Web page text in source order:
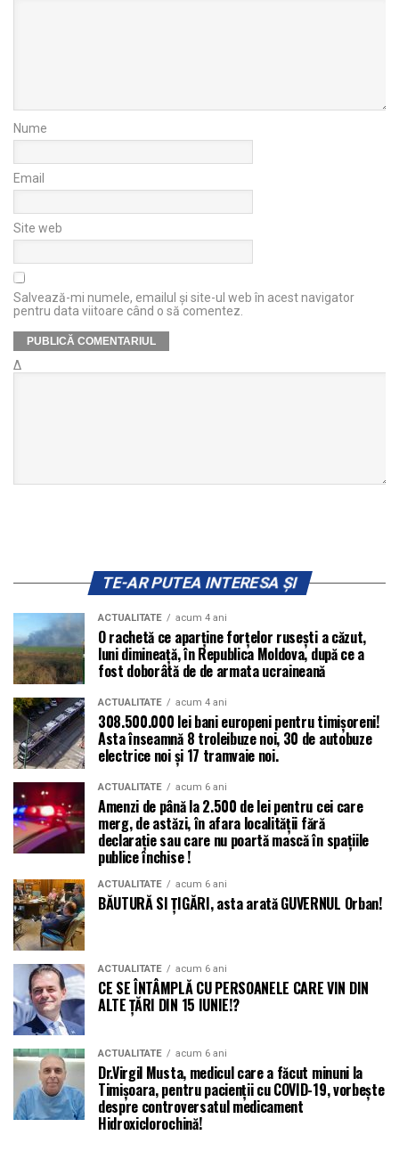
Nume
Email
Site web
Salvează-mi numele, emailul și site-ul web în acest navigator
pentru data viitoare când o să comentez.
Δ
TE-AR PUTEA INTERESA ȘI
ACTUALITATE acum 4 ani
O rachetă ce aparține forțelor rusești a căzut,
luni dimineață, în Republica Moldova, după ce a
fost doborâtă de de armata ucraineană
ACTUALITATE acum 4 ani
308.500.000 lei bani europeni pentru timișoreni!
Asta înseamnă 8 troleibuze noi, 30 de autobuze
electrice noi și 17 tramvaie noi.
ACTUALITATE acum 6 ani
Amenzi de până la 2.500 de lei pentru cei care
merg, de astăzi, în afara localității fără
declarație sau care nu poartă mască în spațiile
publice închise !
ACTUALITATE acum 6 ani
BĂUTURĂ SI ȚIGĂRI, asta arată GUVERNUL Orban!
ACTUALITATE acum 6 ani
CE SE ÎNTÂMPLĂ CU PERSOANELE CARE VIN DIN
ALTE ȚĂRI DIN 15 IUNIE!?
ACTUALITATE acum 6 ani
Dr.Virgil Musta, medicul care a făcut minuni la
Timișoara, pentru pacienții cu COVID-19, vorbește
despre controversatul medicament
Hidroxiclorochină!